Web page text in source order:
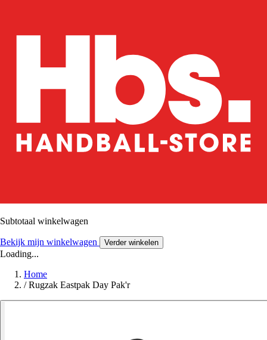
Subtotaal winkelwagen
Bekijk mijn winkelwagen Verder winkelen
Loading...
Home
/ Rugzak Eastpak Day Pak'r